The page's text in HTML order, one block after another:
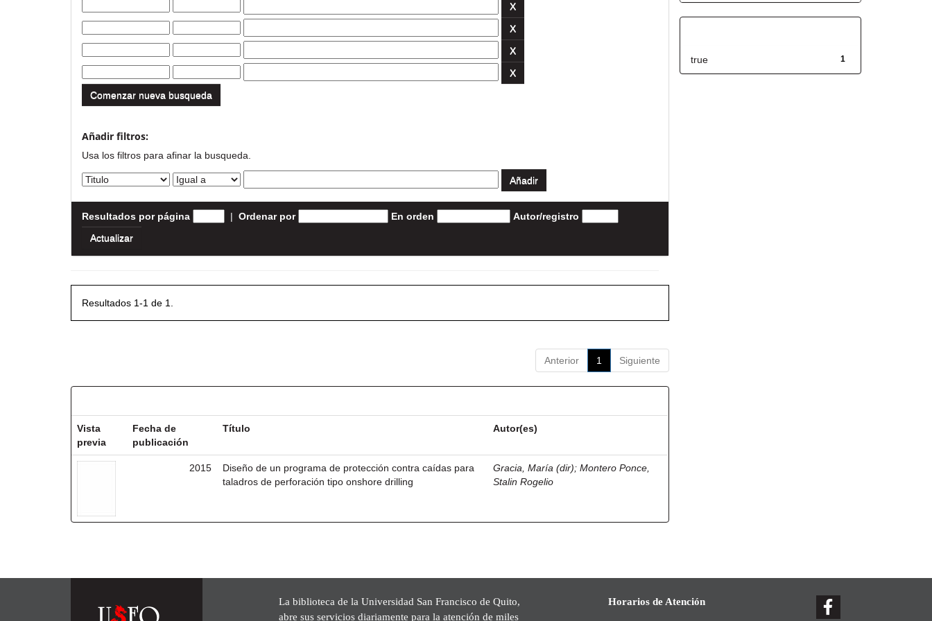
Comenzar nueva busqueda
Añadir filtros:
Usa los filtros para afinar la busqueda.
Resultados por página | Ordenar por En orden Autor/registro
Resultados 1-1 de 1.
Anterior 1 Siguiente
Vista
previa
Fecha de
publicación
Título Autor(es)
2015
Diseño de un programa de protección contra caídas para
taladros de perforación tipo onshore drilling
Gracia, María (dir);Montero Ponce,
Stalin Rogelio
1
true
La biblioteca de la Universidad San Francisco de Quito,
abre sus servicios diariamente para la atención de miles
Horarios de Atención